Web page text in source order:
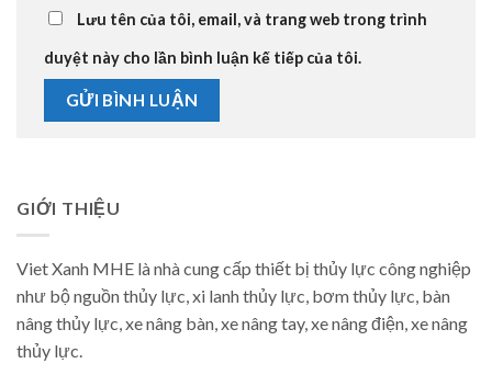
Lưu tên của tôi, email, và trang web trong trình
duyệt này cho lần bình luận kế tiếp của tôi.
GIỚI THIỆU
Viet Xanh MHE là nhà cung cấp thiết bị thủy lực công nghiệp
như bộ nguồn thủy lực, xi lanh thủy lực, bơm thủy lực, bàn
nâng thủy lực, xe nâng bàn, xe nâng tay, xe nâng điện, xe nâng
thủy lực.